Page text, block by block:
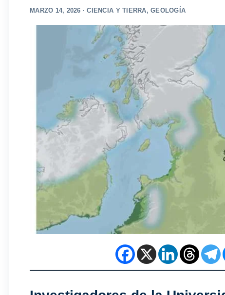
MARZO 14, 2026 ·CIENCIA Y TIERRA,GEOLOGÍA